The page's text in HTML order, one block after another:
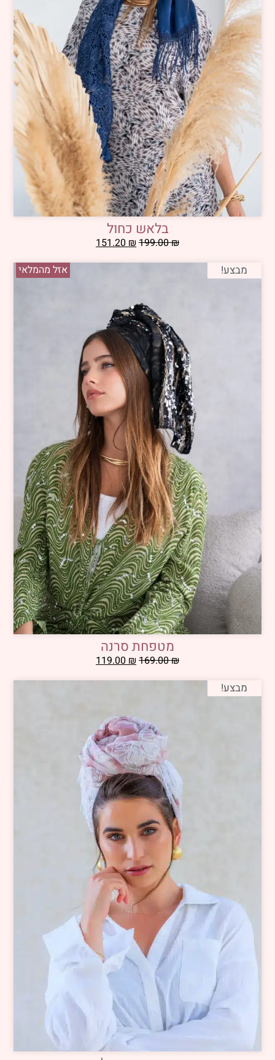
בלאש כחול
199.00₪
151.20 ₪
אזל מהמלאי
מבצע!
מטפחת סרנה
169.00₪
119.00 ₪
מבצע!